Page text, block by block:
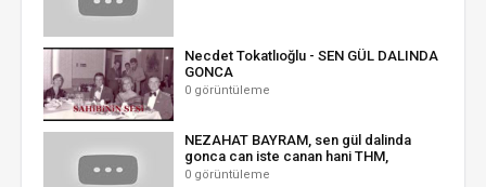
Necdet Tokatlıoğlu - SEN GÜL DALINDA
GONCA
0 görüntüleme
NEZAHAT BAYRAM, sen gül dalinda
gonca can iste canan hani THM,
0 görüntüleme